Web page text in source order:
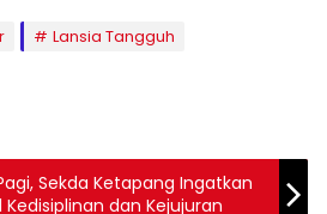
Lansia Tangguh
Sekda Ketapang Ingatkan
Kedisiplinan dan Kejujuran